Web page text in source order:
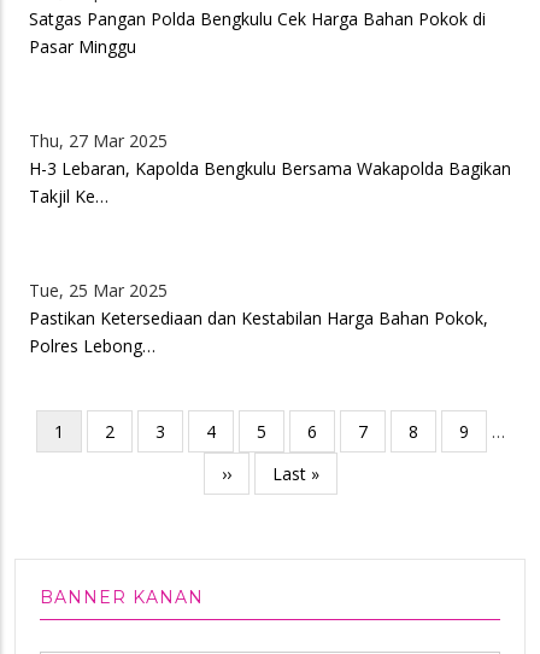
Satgas Pangan Polda Bengkulu Cek Harga Bahan Pokok di
Pasar Minggu
Thu, 27 Mar 2025
H-3 Lebaran, Kapolda Bengkulu Bersama Wakapolda Bagikan
Takjil Ke…
Tue, 25 Mar 2025
Pastikan Ketersediaan dan Kestabilan Harga Bahan Pokok,
Polres Lebong…
Pagination
Current
page
1 Page
2 Page
3 Page
4 Page
5 Page
6 Page
7 Page
8 Page
9
…
Next
page
››
Last
page
Last »
BANNER KANAN